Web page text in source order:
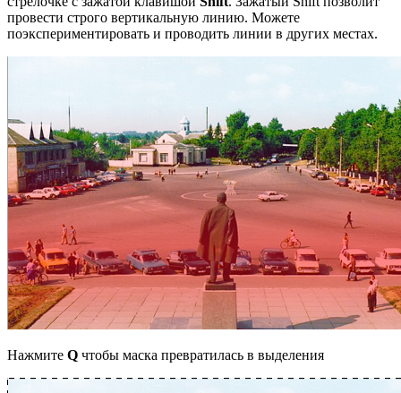
провести строго вертикальную линию. Можете
поэкспериментировать и проводить линии в других местах.
Нажмите Q чтобы маска превратилась в выделения